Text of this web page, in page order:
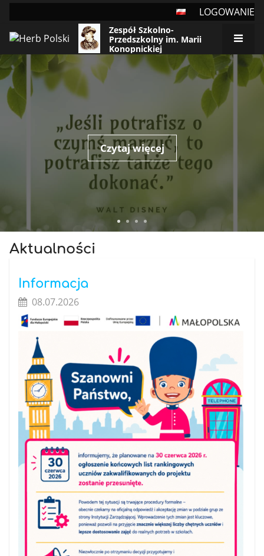
LOGOWANIE
Zespół Szkolno-
Przedszkolny im. Marii
Konopnickiej
Strona
główna
Czytaj więcej
Aktualności
Informacja
08.07.2026